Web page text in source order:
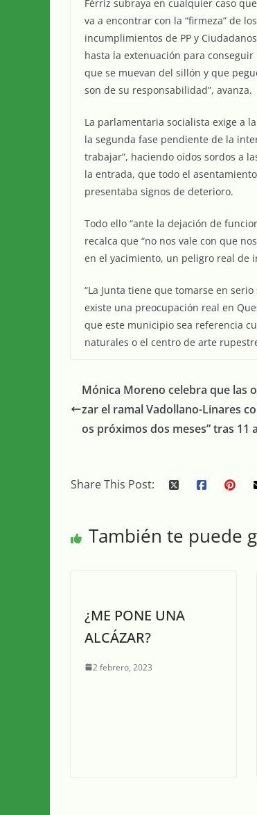
Férriz subraya en cualquier caso
va a encontrar con la “firmeza” de
incumplimientos de PP y
hasta la extenuación para
que se muevan del sillón y que
son de su responsabilidad”, avanza.
La parlamentaria socialista exige a
la segunda fase pendiente de la
trabajar”, haciendo oídos sordos a
la entrada, que todo el
presentaba signos de deterioro.
Todo ello “ante la dejación de
recalca que “no nos vale con que
en el yacimiento, un peligro real de
“La Junta tiene que tomarse en
existe una preocupación real en
que este municipio sea referencia
naturales o el centro de arte
Mónica Moreno celebra que las
zar el ramal Vadollano-Linares
os próximos dos meses” tras 11
Share This Post:
También te puede
¿ME PONE UNA
ALCÁZAR?
2 febrero, 2023